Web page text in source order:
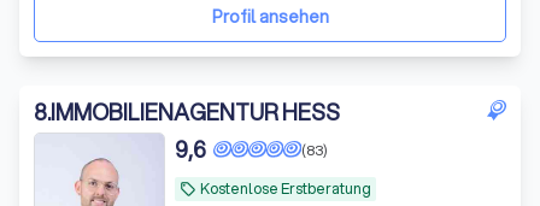
Profil ansehen
8.IMMOBILIENAGENTUR HESS
local_offer Kostenlose Erstberatung
(83)
9,6